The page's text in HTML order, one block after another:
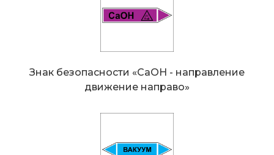
Знак безопасности «CaOH - направление
движение направо»